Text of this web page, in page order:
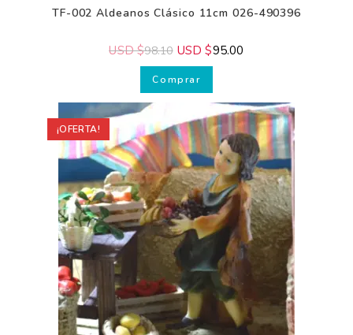
TF-002 Aldeanos Clásico 11cm 026-490396
USD $98.10 USD $95.00
Comprar
¡OFERTA!